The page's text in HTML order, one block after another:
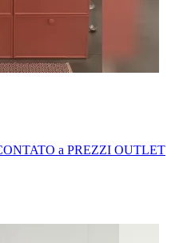
a PREZZI OUTLET